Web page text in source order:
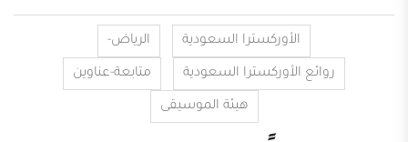
الأوركسترا السعودية الرياض-
روائع الأوركسترا السعودية متابعة-عناوين
هيئة الموسيقى